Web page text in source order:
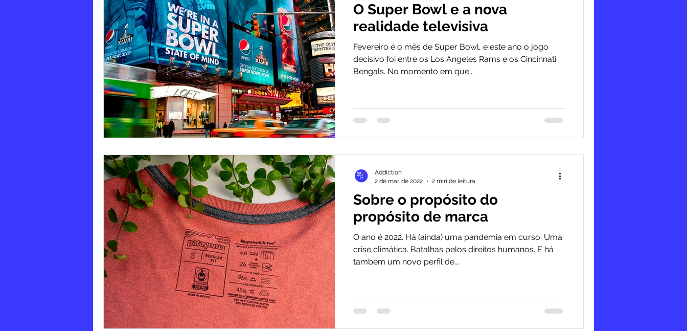
O Super Bowl e a nova
realidade televisiva
Fevereiro é o mês de Super Bowl, e este ano o jogo
decisivo foi entre os Los Angeles Rams e os Cincinnati
Bengals. No momento em que...
Sobre o propósito do
propósito de marca
O ano é 2022. Há (ainda) uma pandemia em curso. Uma
crise climática. Batalhas pelos direitos humanos. E há
também um novo perfil de...
Addiction
2 de mar. de 2022
2 min de leitura